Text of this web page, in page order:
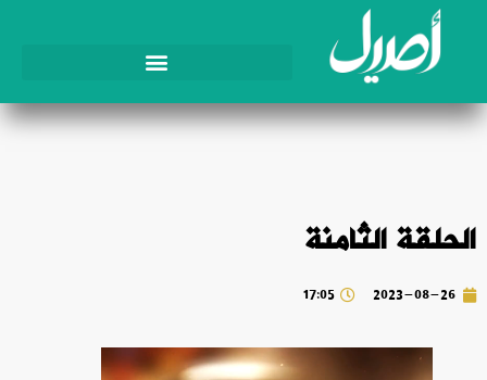
الحلقة الثامنة
2023-08-26
17:05